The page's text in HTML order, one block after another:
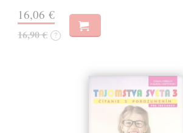
16,06 €
16,90 € ?